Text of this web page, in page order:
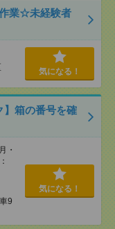
業☆未経験者
気になる！
】箱の番号を確
・
9
気になる！